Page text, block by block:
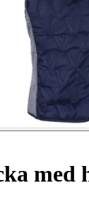
med